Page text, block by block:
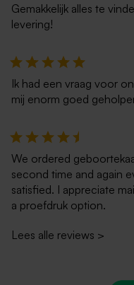
Gemakkelijk alles te
levering!
Ik had een vraag voor
mij enorm goed
We ordered
second time and again
satisfied. I appreciate
a proefdruk option.
Lees alle reviews >